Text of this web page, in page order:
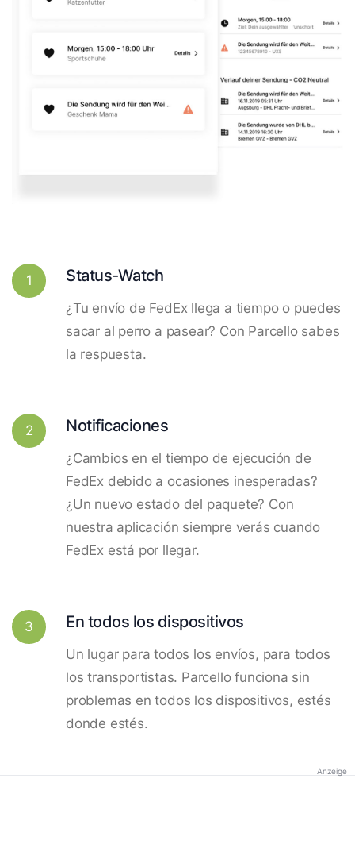
1 Status-Watch
¿Tu envío de FedEx llega a tiempo o puedes
sacar al perro a pasear? Con Parcello sabes
la respuesta.
2 Notificaciones
¿Cambios en el tiempo de ejecución de
FedEx debido a ocasiones inesperadas?
¿Un nuevo estado del paquete? Con
nuestra aplicación siempre verás cuando
FedEx está por llegar.
3 En todos los dispositivos
Un lugar para todos los envíos, para todos
los transportistas. Parcello funciona sin
problemas en todos los dispositivos, estés
donde estés.
Anzeige